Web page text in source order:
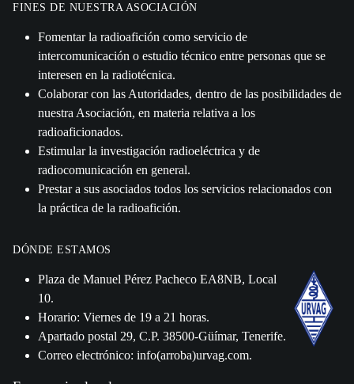
FINES DE NUESTRA ASOCIACIÓN
Fomentar la radioafición como servicio de
intercomunicación o estudio técnico entre personas que se
interesen en la radiotécnica.
Colaborar con las Autoridades, dentro de las posibilidades de
nuestra Asociación, en materia relativa a los
radioaficionados.
Estimular la investigación radioeléctrica y de
radiocomunicación en general.
Prestar a sus asociados todos los servicios relacionados con
la práctica de la radioafición.
DÓNDE ESTAMOS
Plaza de Manuel Pérez Pacheco EA8NB, Local
10.
Horario: Viernes de 19 a 21 horas.
Apartado postal 29, C.P. 38500-Güímar, Tenerife.
Correo electrónico: info(arroba)urvag.com.